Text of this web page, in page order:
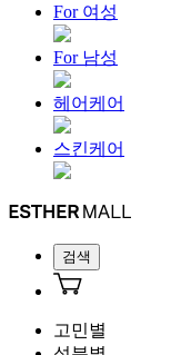
For 여성
For 남성
헤어케어
스킨케어
검색
고민별